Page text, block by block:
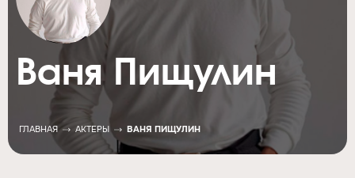
Ваня Пищулин
ГЛАВНАЯ АКТЕРЫ ВАНЯ ПИЩУЛИН